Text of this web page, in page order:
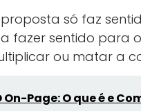
só faz
fazer sentido para
ou matar a
On-Page: O que é e